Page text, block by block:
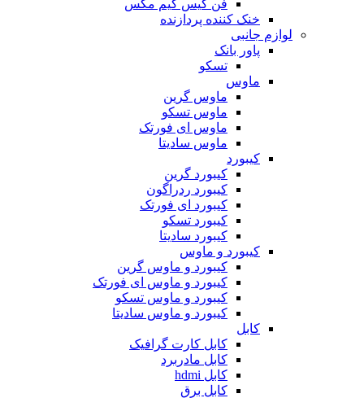
فن کیس گیم مکس
خنک کننده پردازنده
لوازم جانبی
پاور بانک
تسکو
ماوس
ماوس گرین
ماوس تسکو
ماوس ای فورتک
ماوس سادیتا
کیبورد
کیبورد گرین
کیبورد ردراگون
کیبورد ای فورتک
کیبورد تسکو
کیبورد سادیتا
کیبورد و ماوس
کیبورد و ماوس گرین
کیبورد و ماوس ای فورتک
کیبورد و ماوس تسکو
کیبورد و ماوس سادیتا
کابل
کابل کارت گرافیک
کابل مادربرد
کابل hdmi
کابل برق